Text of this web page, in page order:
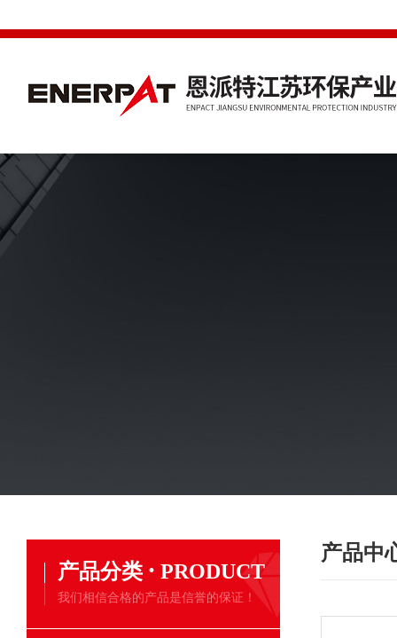
产品分类 · PRODUCT
我们相信合格的产品是信誉的保证！
产品中